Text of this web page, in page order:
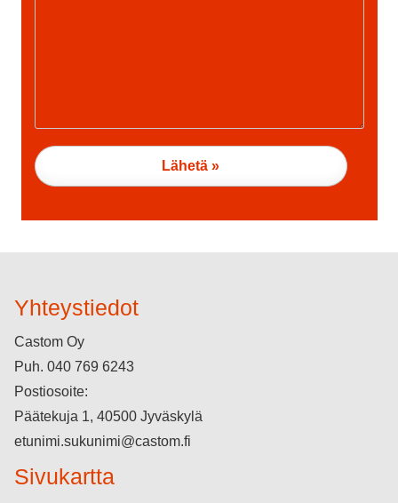
Yhteystiedot
Castom Oy
Puh. 040 769 6243
Postiosoite:
Päätekuja 1, 40500 Jyväskylä
etunimi.sukunimi@castom.fi
Sivukartta